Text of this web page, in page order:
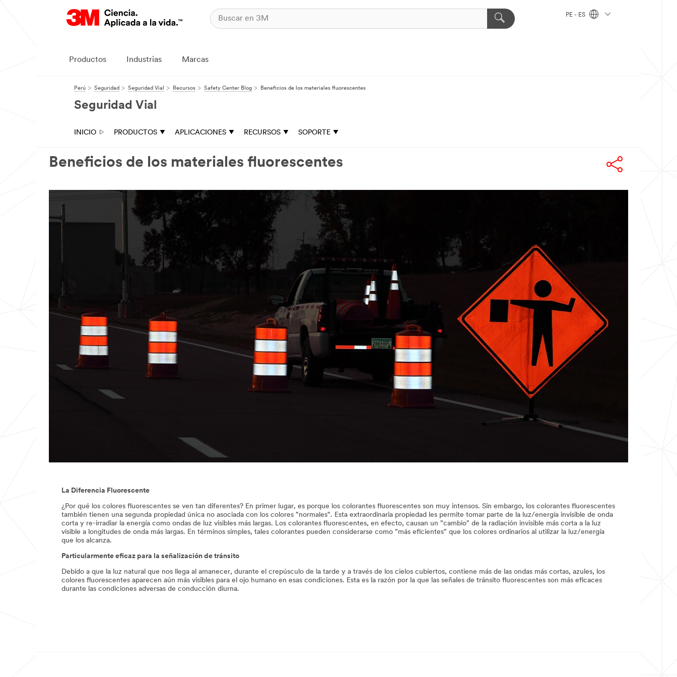
PE - ES
Productos Industrias Marcas
Perú Seguridad Seguridad Vial Recursos Safety Center Blog Beneficios de los materiales fluorescentes
Seguridad Vial
INICIO PRODUCTOS APLICACIONES RECURSOS SOPORTE
Beneficios de los materiales fluorescentes
La Diferencia Fluorescente
¿Por qué los colores fluorescentes se ven tan diferentes? En primer lugar, es porque los colorantes fluorescentes son muy intensos. Sin embargo, los colorantes fluorescentes
también tienen una segunda propiedad única no asociada con los colores "normales". Esta extraordinaria propiedad les permite tomar parte de la luz/energía invisible de onda
corta y re-irradiar la energía como ondas de luz visibles más largas. Los colorantes fluorescentes, en efecto, causan un "cambio" de la radiación invisible más corta a la luz
visible a longitudes de onda más largas. En términos simples, tales colorantes pueden considerarse como "más eficientes" que los colores ordinarios al utilizar la luz/energía
que los alcanza.
Particularmente eficaz para la señalización de tránsito
Debido a que la luz natural que nos llega al amanecer, durante el crepúsculo de la tarde y a través de los cielos cubiertos, contiene más de las ondas más cortas, azules, los
colores fluorescentes aparecen aún más visibles para el ojo humano en esas condiciones. Esta es la razón por la que las señales de tránsito fluorescentes son más eficaces
durante las condiciones adversas de conducción diurna.